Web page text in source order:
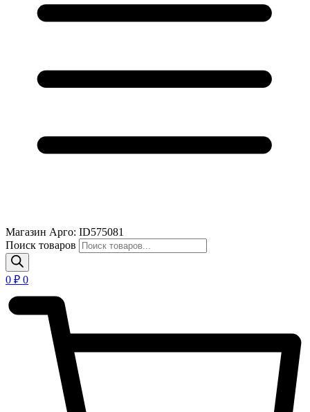
Магазин Арго: ID575081
Поиск товаров
0 ₽ 0